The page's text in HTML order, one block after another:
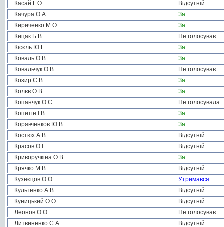
Касай Г.О.
Відсутній
Качура О.А.
За
Кириченко М.О.
За
Кицак Б.В.
Не голосував
Кісєль Ю.Г.
За
Коваль О.В.
За
Ковальчук О.В.
Не голосував
Козир С.В.
За
Колєв О.В.
За
Копанчук О.Є.
Не голосувала
Копитін І.В.
За
Корявченков Ю.В.
За
Костюх А.В.
Відсутній
Красов О.І.
Відсутній
Криворучкіна О.В.
За
Крячко М.В.
Відсутній
Кузнєцов О.О.
Утримався
Культенко А.В.
Відсутній
Куницький О.О.
Відсутній
Леонов О.О.
Не голосував
Литвиненко С.А.
Відсутній